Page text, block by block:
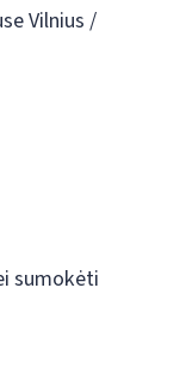
Vilnius /
sumokėti